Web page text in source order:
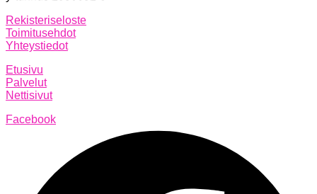
Rekisteriseloste
Toimitusehdot
Yhteystiedot
Etusivu
Palvelut
Nettisivut
Facebook